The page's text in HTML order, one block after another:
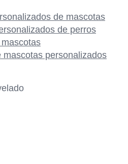
de mascotas
de perros
mascotas personalizados